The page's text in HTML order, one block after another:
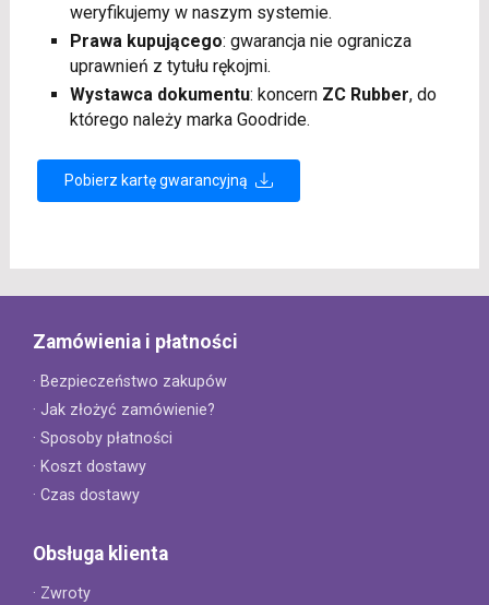
weryfikujemy w naszym systemie.
Prawa kupującego: gwarancja nie ogranicza
uprawnień z tytułu rękojmi.
Wystawca dokumentu: koncern ZC Rubber, do
którego należy marka Goodride.
Pobierz kartę gwarancyjną
Zamówienia i płatności
· Bezpieczeństwo zakupów
· Jak złożyć zamówienie?
· Sposoby płatności
· Koszt dostawy
· Czas dostawy
Obsługa klienta
· Zwroty